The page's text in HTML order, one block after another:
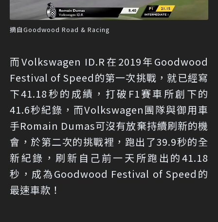
摘自Goodwood Road & Racing
而Volkswagen ID.R在2019年Goodwood
Festival of Speed的第一次挑戰，就已經寫
下41.18秒的成績，打破F1賽車所創下的
41.6秒紀錄，而Volkswagen團隊與御用車
手Romain Dumas可沒有放棄持續刷新的機
會，於第二次的挑戰裡，跑出了39.9秒的全
新紀錄，刷新自己前一天所跑出的41.18
秒，成為Goodwood Festival of Speed的
最速車款！